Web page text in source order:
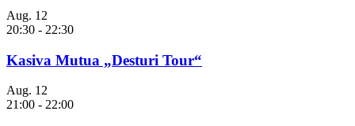
Aug. 12
20:30 - 22:30
Kasiva Mutua „Desturi Tour“
Aug. 12
21:00 - 22:00